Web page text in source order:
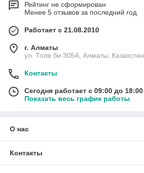
Рейтинг не сформирован
Менее 5 отзывов за последний год
Работает с 21.08.2010
г. Алматы
ул. Толе би 305А, Алматы, Казахстан
Контакты
Сегодня работает с 09:00 до 18:00
Показать весь график работы
О нас
Контакты